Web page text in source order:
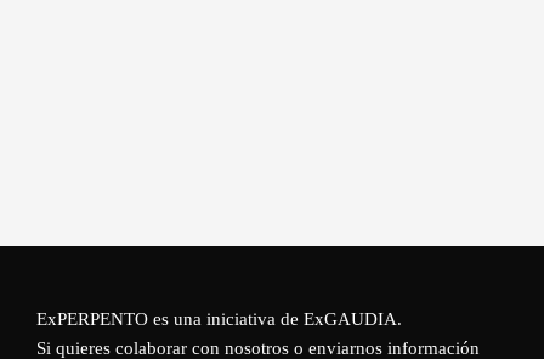
ExPERPENTO es una iniciativa de ExGAUDIA.
Si quieres colaborar con nosotros o enviarnos información